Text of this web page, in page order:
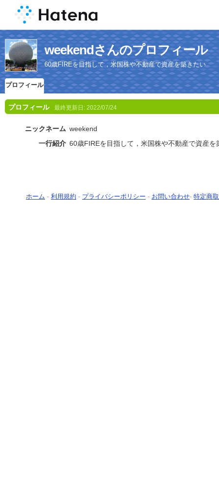
weekendさんのプロフィール
60歳FIREを目指して，米国株や不動産で資産を築きたい
プロフィール
プロフィール 最終更新日: 2022/07/24
ニックネーム weekend
一行紹介 60歳FIREを目指して，米国株や不動産で資産を
ホーム - 利用規約 - プライバシーポリシー - お問い合わせ- 特定商